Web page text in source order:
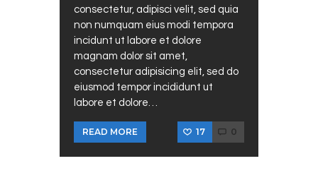
consectetur, adipisci velit, sed quia
non numquam eius modi tempora
incidunt ut labore et dolore
magnam dolor sit amet,
consectetur adipisicing elit, sed do
eiusmod tempor incididunt ut
labore et dolore…
READ MORE 17 0